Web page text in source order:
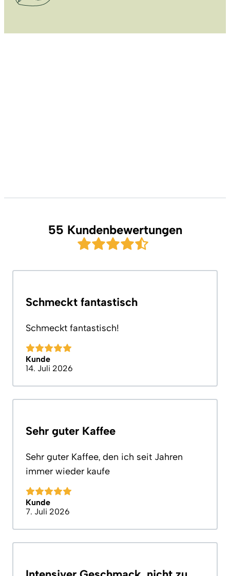
55 Kundenbewertungen
Schmeckt fantastisch
Schmeckt fantastisch!
Kunde
14. Juli 2026
Sehr guter Kaffee
Sehr guter Kaffee, den ich seit Jahren
immer wieder kaufe
Kunde
7. Juli 2026